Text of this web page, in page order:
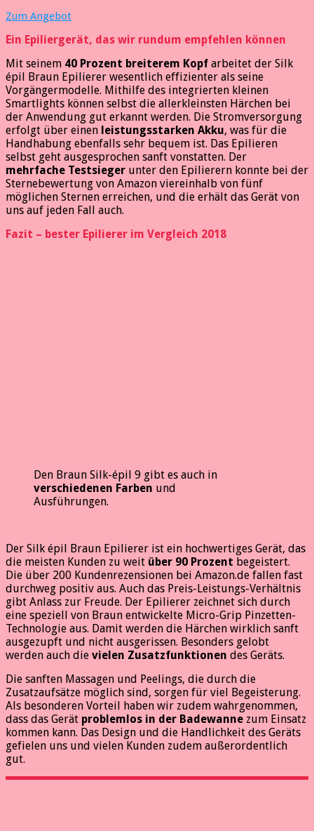
Zum Angebot
Ein Epiliergerät, das wir rundum empfehlen können
Mit seinem 40 Prozent breiterem Kopf arbeitet der Silk
épil Braun Epilierer wesentlich effizienter als seine
Vorgängermodelle. Mithilfe des integrierten kleinen
Smartlights können selbst die allerkleinsten Härchen bei
der Anwendung gut erkannt werden. Die Stromversorgung
erfolgt über einen leistungsstarken Akku, was für die
Handhabung ebenfalls sehr bequem ist. Das Epilieren
selbst geht ausgesprochen sanft vonstatten. Der
mehrfache Testsieger unter den Epilierern konnte bei der
Sternebewertung von Amazon viereinhalb von fünf
möglichen Sternen erreichen, und die erhält das Gerät von
uns auf jeden Fall auch.
Fazit – bester Epilierer im Vergleich 2018
Den Braun Silk-épil 9 gibt es auch in
verschiedenen Farben und
Ausführungen.
Der Silk épil Braun Epilierer ist ein hochwertiges Gerät, das
die meisten Kunden zu weit über 90 Prozent begeistert.
Die über 200 Kundenrezensionen bei Amazon.de fallen fast
durchweg positiv aus. Auch das Preis-Leistungs-Verhältnis
gibt Anlass zur Freude. Der Epilierer zeichnet sich durch
eine speziell von Braun entwickelte Micro-Grip Pinzetten-
Technologie aus. Damit werden die Härchen wirklich sanft
ausgezupft und nicht ausgerissen. Besonders gelobt
werden auch die vielen Zusatzfunktionen des Geräts.
Die sanften Massagen und Peelings, die durch die
Zusatzaufsätze möglich sind, sorgen für viel Begeisterung.
Als besonderen Vorteil haben wir zudem wahrgenommen,
dass das Gerät problemlos in der Badewanne zum Einsatz
kommen kann. Das Design und die Handlichkeit des Geräts
gefielen uns und vielen Kunden zudem außerordentlich
gut.